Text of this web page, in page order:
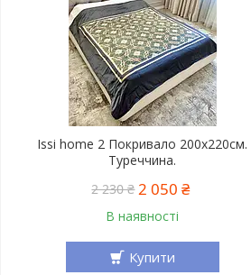
Issi home 2 Покривало 200x220см.
Туреччина.
2 230 ₴ 2 050 ₴
В наявності
Купити